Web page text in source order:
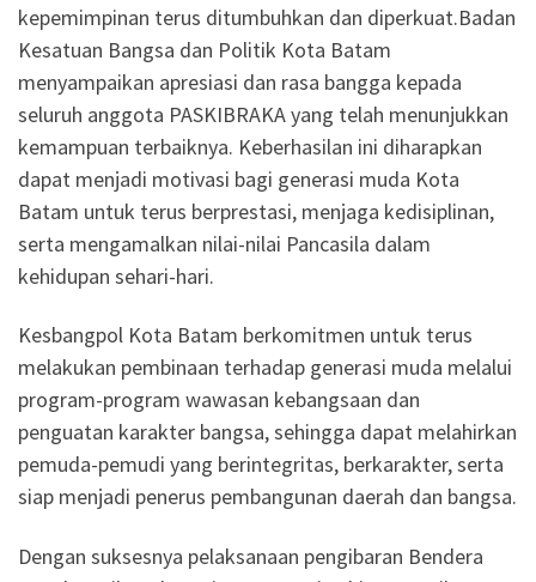
kepemimpinan terus ditumbuhkan dan diperkuat.Badan
Kesatuan Bangsa dan Politik Kota Batam
menyampaikan apresiasi dan rasa bangga kepada
seluruh anggota PASKIBRAKA yang telah menunjukkan
kemampuan terbaiknya. Keberhasilan ini diharapkan
dapat menjadi motivasi bagi generasi muda Kota
Batam untuk terus berprestasi, menjaga kedisiplinan,
serta mengamalkan nilai-nilai Pancasila dalam
kehidupan sehari-hari.
Kesbangpol Kota Batam berkomitmen untuk terus
melakukan pembinaan terhadap generasi muda melalui
program-program wawasan kebangsaan dan
penguatan karakter bangsa, sehingga dapat melahirkan
pemuda-pemudi yang berintegritas, berkarakter, serta
siap menjadi penerus pembangunan daerah dan bangsa.
Dengan suksesnya pelaksanaan pengibaran Bendera